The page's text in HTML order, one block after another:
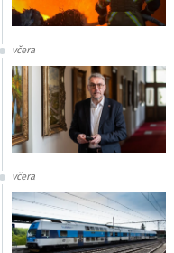
včera
včera